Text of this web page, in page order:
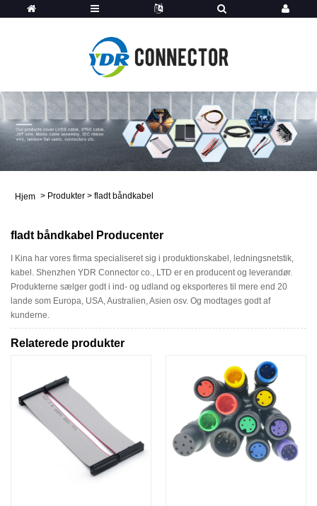
Hjem > Produkter > fladt båndkabel
fladt båndkabel Producenter
I Kina har vores firma specialiseret sig i produktionskabel, ledningsnetstik,
kabel. Shenzhen YDR Connector co., LTD er en producent og leverandør.
Produkterne sælger godt i ind- og udland og eksporteres til mere end 20
lande som Europa, USA, Australien, Asien osv. Og modtages godt af
kunderne.
Relaterede produkter